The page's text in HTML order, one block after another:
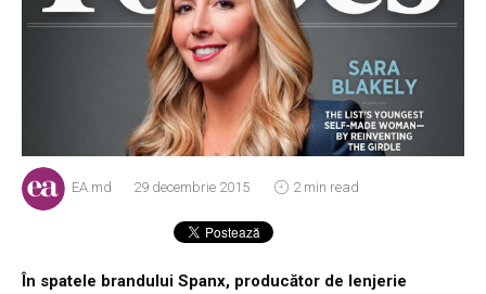
EA.md 29 decembrie 2015 2 min read
În spatele brandului Spanx, producător de lenjerie